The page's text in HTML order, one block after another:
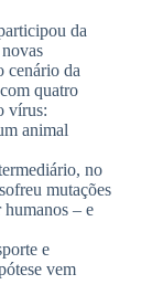
da
cenário da
quatro
vírus:
animal
no
mutações
humanos – e
e
vem